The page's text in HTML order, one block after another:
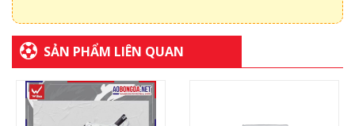
SẢN PHẨM LIÊN QUAN